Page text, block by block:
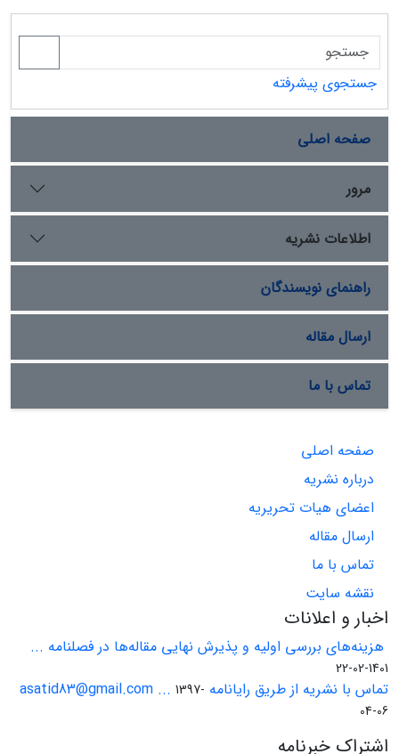
جستجوی پیشرفته
صفحه اصلی
مرور
اطلاعات نشریه
راهنمای نویسندگان
ارسال مقاله
تماس با ما
صفحه اصلی
درباره نشریه
اعضای هیات تحریریه
ارسال مقاله
تماس با ما
نقشه سایت
اخبار و اعلانات
هزینه‌های بررسی اولیه و پذیرش نهایی مقاله‌ها در فصلنامه ...
1401-02-22
تماس با نشریه از طریق رایانامه asatid83@gmail.com ... 1397-
04-06
اشتراک خبرنامه